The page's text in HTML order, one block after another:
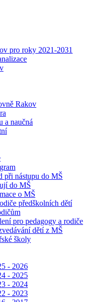
pro roky 2021-2031
Rakov
a naučná
při nástupu do MŠ
do MŠ
o MŠ
předškolních dětí
pro pedagogy a rodiče
dětí z MŠ
školy
- 2026
- 2025
- 2024
- 2023